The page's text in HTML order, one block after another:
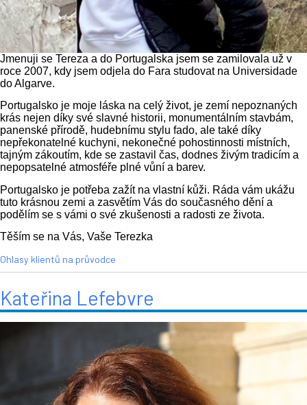
Jmenuji se Tereza a do Portugalska jsem se zamilovala už v
roce 2007, kdy jsem odjela do Fara studovat na Universidade
do Algarve.
Portugalsko je moje láska na celý život, je zemí nepoznaných
krás nejen díky své slavné historii, monumentálním stavbám,
panenské přírodě, hudebnímu stylu fado, ale také díky
nepřekonatelné kuchyni, nekonečné pohostinnosti místních,
tajným zákoutím, kde se zastavil čas, dodnes živým tradicím a
nepopsatelné atmosféře plné vůní a barev.
Portugalsko je potřeba zažít na vlastní kůži. Ráda vám ukážu
tuto krásnou zemi a zasvětím Vás do současného dění a
podělím se s vámi o své zkušenosti a radosti ze života.
Těším se na Vás, Vaše Terezka
Ohlasy klientů na průvodce
Kateřina Lefebvre